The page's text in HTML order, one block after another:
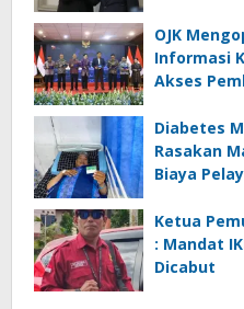
OJK
Informasi
Akses
Diabetes
Rasakan
Biaya
Ketua
: Mandat
Dicabut